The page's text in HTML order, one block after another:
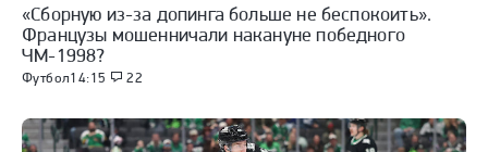
Футбол14:15 22
«Сборную из-за допинга больше не беспокоить».
Французы мошенничали накануне победного
ЧМ-1998?